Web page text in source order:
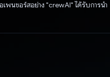
พนซอร์สอย่าง "crewAI" ได้รับการนำ